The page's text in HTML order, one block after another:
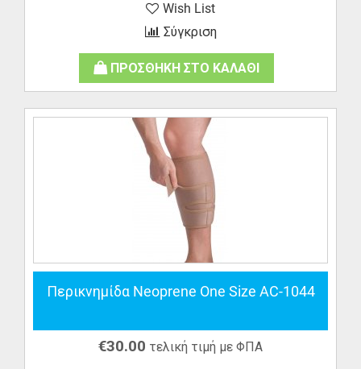
Wish List
Σύγκριση
ΠΡΟΣΘΗΚΗ ΣΤΟ ΚΑΛΑΘΙ
Περικνημίδα Neoprene One Size AC-1044
€30.00 τελική τιμή με ΦΠΑ